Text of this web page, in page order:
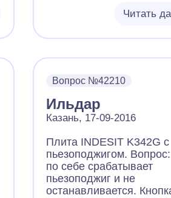
Читать
Вопрос №42210
Ильдар
Казань, 17-09-2016
Плита INDESIT K342G с
пьезоподжигом.
по себе срабатывает
пьезоподжиг и не
останавливается.